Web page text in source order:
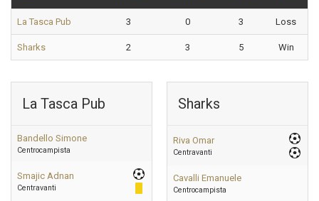
La Tasca Pub 3 0 3 Loss
Sharks 2 3 5 Win
La Tasca Pub
Bandello Simone
Centrocampista
Smajic Adnan
Centravanti
Sharks
Riva Omar
Centravanti
Cavalli Emanuele
Centrocampista